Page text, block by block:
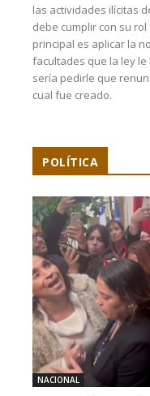
las actividades ilícitas
debe cumplir con su
principal es aplicar la
facultades que la ley
sería pedirle que
cual fue creado.
POLÍTICA
NACIONAL